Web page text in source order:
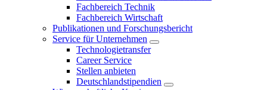
Fachbereich Technik
Fachbereich Wirtschaft
Publikationen und Forschungsbericht
Service für Unternehmen
Technologietransfer
Career Service
Stellen anbieten
Deutschlandstipendien